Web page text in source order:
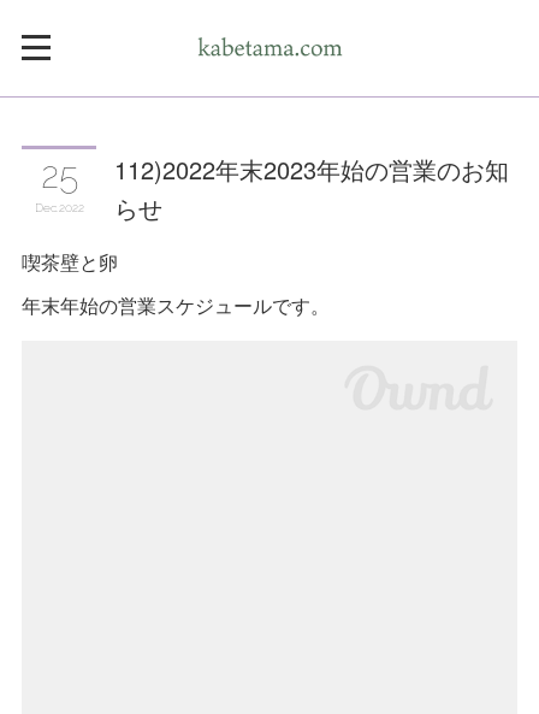
25
Dec 2022
112)2022年末2023年始の営業のお知
らせ
喫茶壁と卵
年末年始の営業スケジュールです。